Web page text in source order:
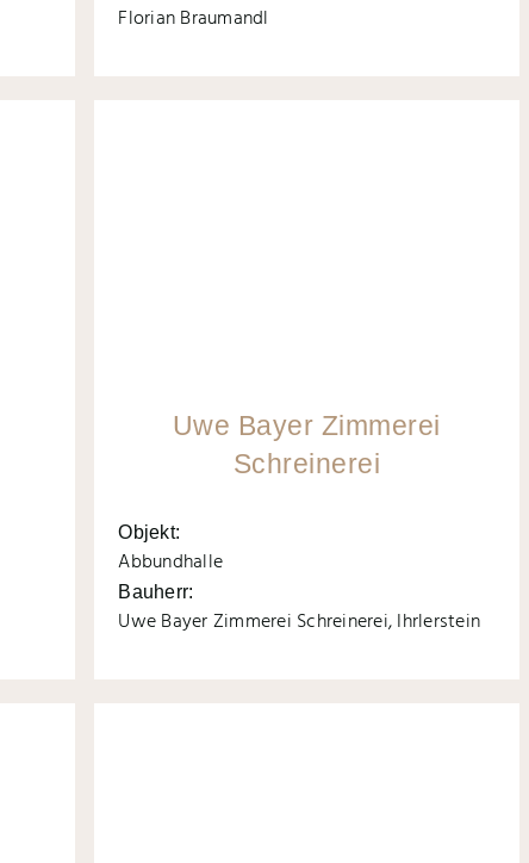
Florian Braumandl
Uwe Bayer Zimmerei
Schreinerei
Objekt:
Abbundhalle
Bauherr:
Uwe Bayer Zimmerei Schreinerei, Ihrlerstein